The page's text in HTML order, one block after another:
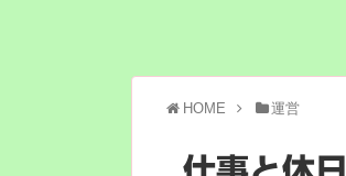
HOME 運営